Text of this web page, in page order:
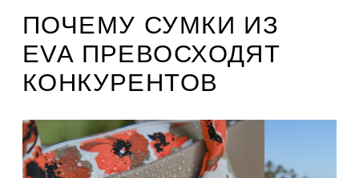
ПОЧЕМУ СУМКИ ИЗ
EVA ПРЕВОСХОДЯТ
КОНКУРЕНТОВ